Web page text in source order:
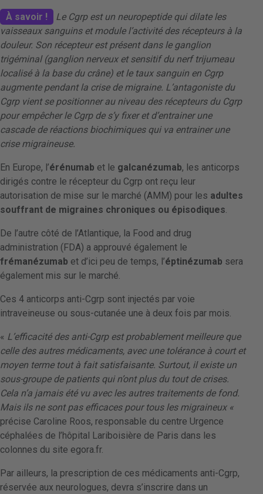
À savoir !
Le Cgrp est un neuropeptide qui dilate les
vaisseaux sanguins et module l’activité des récepteurs à la
douleur. Son récepteur est présent dans le ganglion
trigéminal (ganglion nerveux et sensitif du nerf trijumeau
localisé à la base du crâne) et le taux sanguin en Cgrp
augmente pendant la crise de migraine. L’antagoniste du
Cgrp vient se positionner au niveau des récepteurs du Cgrp
pour empêcher le Cgrp de s’y fixer et d’entrainer une
cascade de réactions biochimiques qui va entrainer une
crise migraineuse.
En Europe, l’érénumab et le galcanézumab, les anticorps
dirigés contre le récepteur du Cgrp ont reçu leur
autorisation de mise sur le marché (AMM) pour les adultes
souffrant de migraines chroniques ou épisodiques.
De l’autre côté de l’Atlantique, la Food and drug
administration (FDA) a approuvé également le
frémanézumab et d’ici peu de temps, l’éptinézumab sera
également mis sur le marché.
Ces 4 anticorps anti-Cgrp sont injectés par voie
intraveineuse ou sous-cutanée une à deux fois par mois.
« L’efficacité des anti-Cgrp est probablement meilleure que
celle des autres médicaments, avec une tolérance à court et
moyen terme tout à fait satisfaisante. Surtout, il existe un
sous-groupe de patients qui n’ont plus du tout de crises.
Cela n’a jamais été vu avec les autres traitements de fond.
Mais ils ne sont pas efficaces pour tous les migraineux «
précise Caroline Roos, responsable du centre Urgence
céphalées de l’hôpital Lariboisière de Paris dans les
colonnes du site egora.fr.
Par ailleurs, la prescription de ces médicaments anti-Cgrp,
réservée aux neurologues, devra s’inscrire dans un